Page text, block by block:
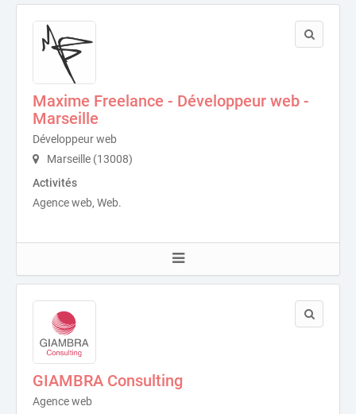
Maxime Freelance - Développeur web -
Marseille
Développeur web
Marseille (13008)
Activités
Agence web, Web.
GIAMBRA Consulting
Agence web